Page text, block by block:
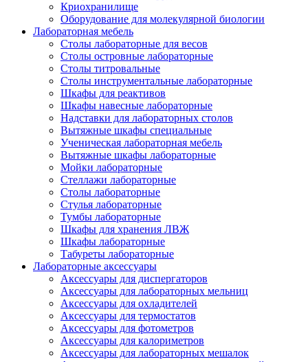
Криохранилище
Оборудование для молекулярной биологии
Лабораторная мебель
Столы лабораторные для весов
Столы островные лабораторные
Столы титровальные
Столы инструментальные лабораторные
Шкафы для реактивов
Шкафы навесные лабораторные
Надставки для лабораторных столов
Вытяжные шкафы специальные
Ученическая лабораторная мебель
Вытяжные шкафы лабораторные
Мойки лабораторные
Стеллажи лабораторные
Столы лабораторные
Стулья лабораторные
Тумбы лабораторные
Шкафы для хранения ЛВЖ
Шкафы лабораторные
Табуреты лабораторные
Лабораторные аксессуары
Аксессуары для диспергаторов
Аксессуары для лабораторных мельниц
Аксессуары для охладителей
Аксессуары для термостатов
Аксессуары для фотометров
Аксессуары для калориметров
Аксессуары для лабораторных мешалок